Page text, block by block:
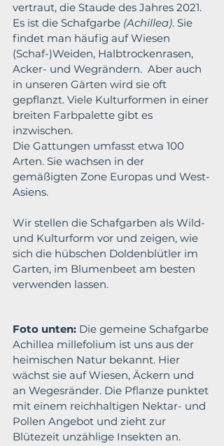
vertraut, die Staude des Jahres 2021.
Es ist die Schafgarbe (Achillea). Sie
findet man häufig auf Wiesen
(Schaf-)Weiden, Halbtrockenrasen,
Acker- und Wegrändern.  Aber auch
in unseren Gärten wird sie oft
gepflanzt. Viele Kulturformen in einer
breiten Farbpalette gibt es
inzwischen.
Die Gattungen umfasst etwa 100
Arten. Sie wachsen in der
gemäßigten Zone Europas und West-
Asiens.
Wir stellen die Schafgarben als Wild-
und Kulturform vor und zeigen, wie
sich die hübschen Doldenblütler im
Garten, im Blumenbeet am besten
verwenden lassen.
Foto unten: Die gemeine Schafgarbe
Achillea millefolium ist uns aus der
heimischen Natur bekannt. Hier
wächst sie auf Wiesen, Äckern und
an Wegesränder. Die Pflanze punktet
mit einem reichhaltigen Nektar- und
Pollen Angebot und zieht zur
Blütezeit unzählige Insekten an.